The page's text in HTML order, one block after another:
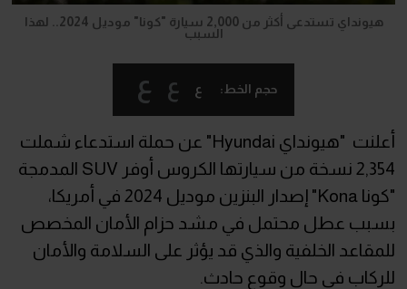
هيونداي تستدعى أكثر من 2,000 سيارة "كونا" موديل 2024.. لهذا
السبب
حجم الخط: ع ع ع
أعلنت "هيونداي Hyundai" عن حملة استدعاء شملت
2,354 نسخة من سيارتها الكروس أوفر SUV المدمجة
"كونا Kona" إصدار البنزين موديل 2024 في أمريكا،
بسبب عطل محتمل في مشد حزام الأمان المخصص
للمقاعد الخلفية والذي قد يؤثر على السلامة والأمان
للركاب في حال وقوع حادث.